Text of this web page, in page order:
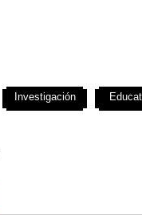
Investigación